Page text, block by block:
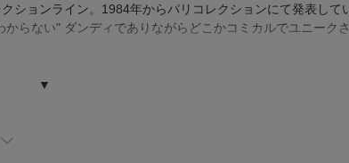
ションライン。1984年からパリコレクションにて発表して
らない" ダンディでありながらどこかコミカルでユニーク
▼